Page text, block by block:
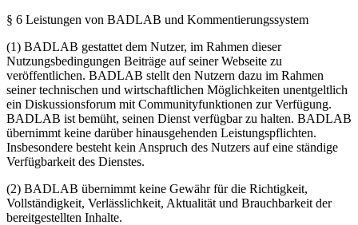
§ 6 Leistungen von BADLAB und Kommentierungssystem
(1) BADLAB gestattet dem Nutzer, im Rahmen dieser
Nutzungsbedingungen Beiträge auf seiner Webseite zu
veröffentlichen. BADLAB stellt den Nutzern dazu im Rahmen
seiner technischen und wirtschaftlichen Möglichkeiten unentgeltlich
ein Diskussionsforum mit Communityfunktionen zur Verfügung.
BADLAB ist bemüht, seinen Dienst verfügbar zu halten. BADLAB
übernimmt keine darüber hinausgehenden Leistungspflichten.
Insbesondere besteht kein Anspruch des Nutzers auf eine ständige
Verfügbarkeit des Dienstes.
(2) BADLAB übernimmt keine Gewähr für die Richtigkeit,
Vollständigkeit, Verlässlichkeit, Aktualität und Brauchbarkeit der
bereitgestellten Inhalte.